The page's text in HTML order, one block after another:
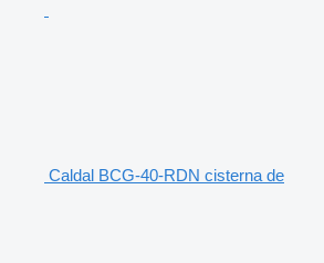
Caldal BCG-40-RDN cisterna de